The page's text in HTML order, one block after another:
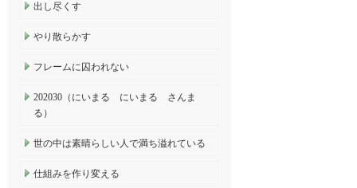
出し尽くす
やり散らかす
フレームに囚われない
202030（にいまる にいまる さんま
る）
世の中は素晴らしい人で満ち溢れている
仕組みを作り変える